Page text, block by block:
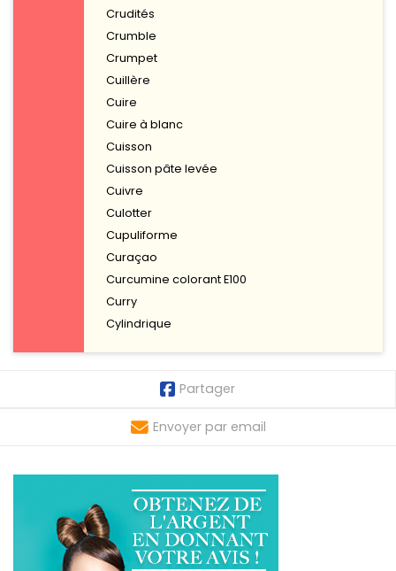
Crudités
Crumble
Crumpet
Cuillère
Cuire
Cuire à blanc
Cuisson
Cuisson pâte levée
Cuivre
Culotter
Cupuliforme
Curaçao
Curcumine colorant E100
Curry
Cylindrique
Partager
Envoyer par email